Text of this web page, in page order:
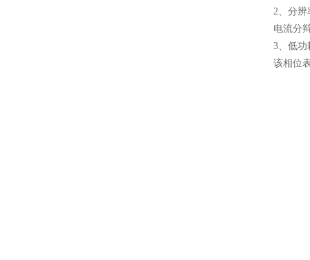
2、分辨
电流分
3、低功
该相位